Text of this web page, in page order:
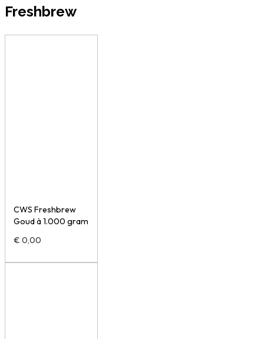
Freshbrew
CWS Freshbrew
Goud à 1.000 gram
€ 0,00